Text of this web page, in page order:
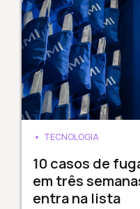
TECNOLOGIA
10 casos de
em três
entra na lista